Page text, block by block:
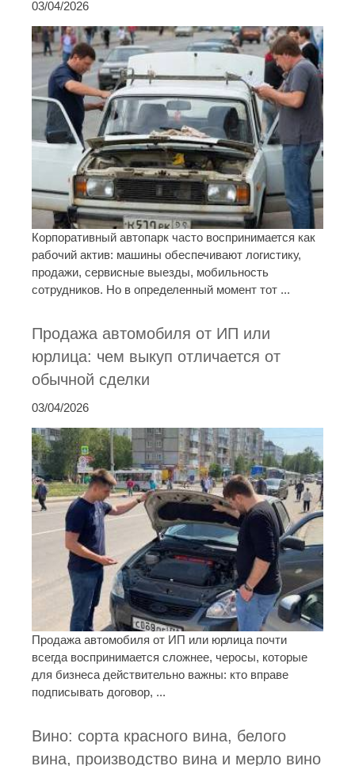
03/04/2026
Корпоративный автопарк часто воспринимается как
рабочий актив: машины обеспечивают логистику,
продажи, сервисные выезды, мобильность
сотрудников. Но в определенный момент тот ...
Продажа автомобиля от ИП или
юрлица: чем выкуп отличается от
обычной сделки
03/04/2026
Продажа автомобиля от ИП или юрлица почти
всегда воспринимается сложнее, черосы, которые
для бизнеса действительно важны: кто вправе
подписывать договор, ...
Вино: сорта красного вина, белого
вина, производство вина и мерло вино